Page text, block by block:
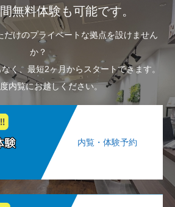
無料体験も可能です。
だけのプライベートな拠点を設けません
か？
く、最短2ヶ月からスタートできます。
内覧にお越しください。
内覧・体験予約